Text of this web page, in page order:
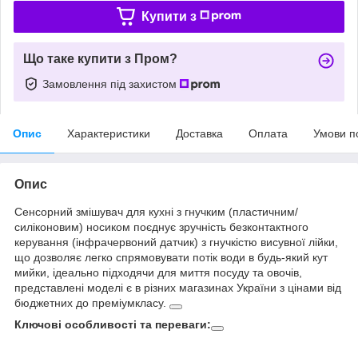
Купити з
Що таке купити з Пром?
Замовлення під захистом
Опис Характеристики Доставка Оплата Умови
Опис
Сенсорний змішувач для кухні з гнучким (пластичним/
силіконовим) носиком поєднує зручність безконтактного
керування (інфрачервоний датчик) з гнучкістю висувної лійки,
що дозволяє легко спрямовувати потік води в будь-який кут
мийки, ідеально підходячи для миття посуду та овочів,
представлені моделі є в різних магазинах України з цінами від
бюджетних до преміумкласу.
Ключові особливості та переваги: